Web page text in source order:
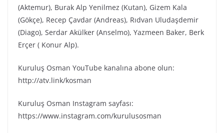
(Aktemur), Burak Alp Yenilmez (Kutan), Gizem Kala
(Gökçe), Recep Çavdar (Andreas), Rıdvan Uludaşdemir
(Diago), Serdar Akülker (Anselmo), Yazmeen Baker, Berk
Erçer ( Konur Alp).
Kuruluş Osman YouTube kanalına abone olun:
http://atv.link/kosman
Kuruluş Osman Instagram sayfası:
https://www.instagram.com/kurulusosman